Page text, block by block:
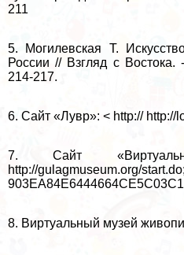
211
5. Могилевская Т.
России // Взгляд с
214-217.
6. Сайт «Лувр»: < http:// http://
7. Сайт
http://
8. Виртуальный музей